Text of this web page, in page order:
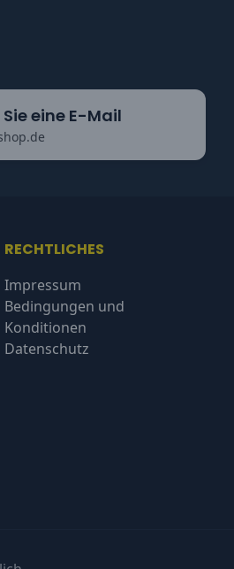
eine E-Mail
RECHTLICHES
Impressum
Bedingungen und
Konditionen
Datenschutz